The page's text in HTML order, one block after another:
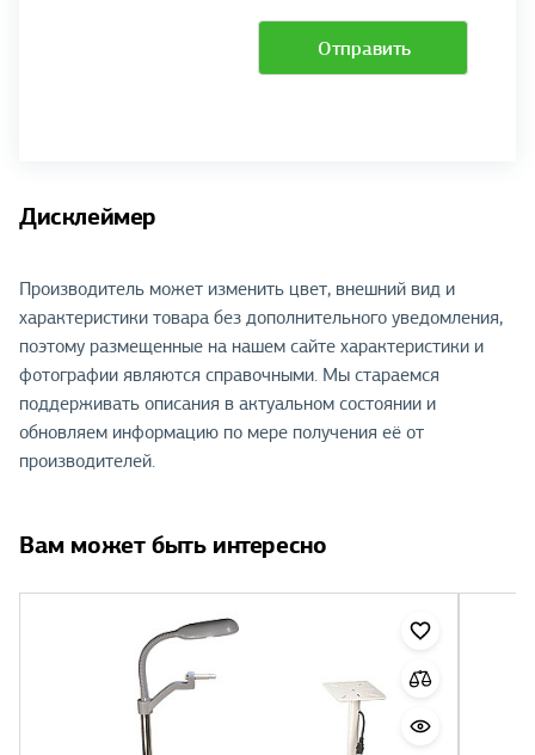
Отправить
Дисклеймер
Производитель может изменить цвет, внешний вид и
характеристики товара без дополнительного уведомления,
поэтому размещенные на нашем сайте характеристики и
фотографии являются справочными. Мы стараемся
поддерживать описания в актуальном состоянии и
обновляем информацию по мере получения её от
производителей.
Вам может быть интересно